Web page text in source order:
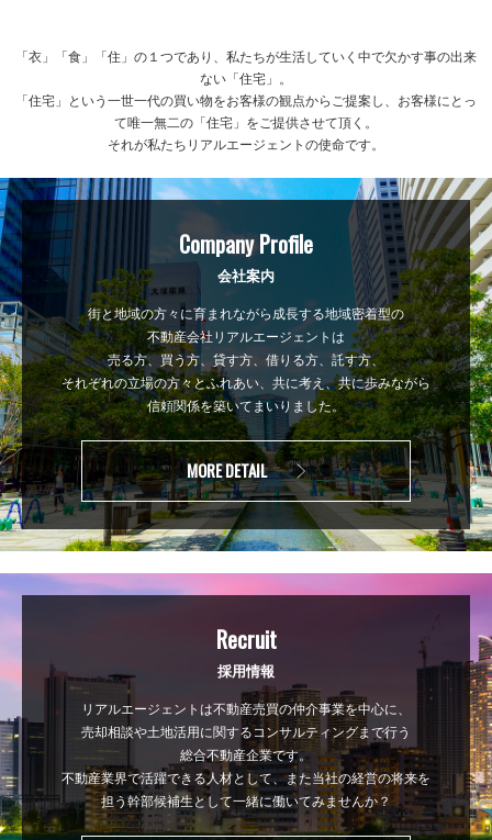
「衣」「食」「住」の１つであり、私たちが生活していく中で欠かす事の出来
ない「住宅」。
「住宅」という一世一代の買い物をお客様の観点からご提案し、お客様にとっ
て唯一無二の「住宅」をご提供させて頂く。
それが私たちリアルエージェントの使命です。
Company Profile
会社案内
街と地域の方々に育まれながら成長する地域密着型の
不動産会社リアルエージェントは
売る方、買う方、貸す方、借りる方、託す方、
それぞれの立場の方々とふれあい、共に考え、共に歩みながら
信頼関係を築いてまいりました。
MORE DETAIL
Recruit
採用情報
リアルエージェントは不動産売買の仲介事業を中心に、
売却相談や土地活用に関するコンサルティングまで行う
総合不動産企業です。
不動産業界で活躍できる人材として、また当社の経営の将来を
担う幹部候補生として一緒に働いてみませんか？